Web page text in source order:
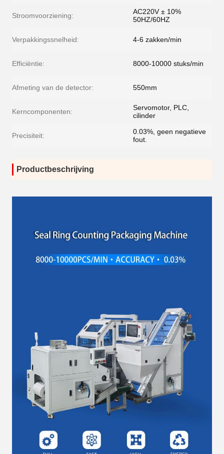
Stroomvoorziening:
AC220V ± 10%
50HZ/60HZ
Verpakkingssnelheid: 4-6 zakken/min
Efficiëntie: 8000-10000 stuks/min
Afmeting van de detector: 550mm
Kerncomponenten:
Servomotor, PLC,
cilinder
Precisiteit:
0.03%, geen negatieve
fout.
Productbeschrijving